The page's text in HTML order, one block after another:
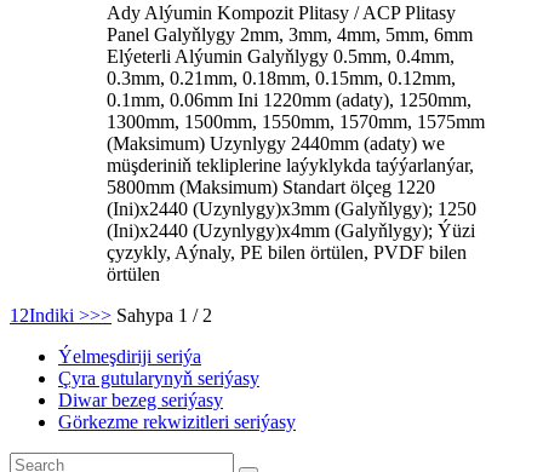
Ady Alýumin Kompozit Plitasy / ACP Plitasy
Panel Galyňlygy 2mm, 3mm, 4mm, 5mm, 6mm
Elýeterli Alýumin Galyňlygy 0.5mm, 0.4mm,
0.3mm, 0.21mm, 0.18mm, 0.15mm, 0.12mm,
0.1mm, 0.06mm Ini 1220mm (adaty), 1250mm,
1300mm, 1500mm, 1550mm, 1570mm, 1575mm
(Maksimum) Uzynlygy 2440mm (adaty) we
müşderiniň tekliplerine laýyklykda taýýarlanýar,
5800mm (Maksimum) Standart ölçeg 1220
(Ini)x2440 (Uzynlygy)x3mm (Galyňlygy); 1250
(Ini)x2440 (Uzynlygy)x4mm (Galyňlygy); Ýüzi
çyzykly, Aýnaly, PE bilen örtülen, PVDF bilen
örtülen
1 2Indiki >>> Sahypa 1 / 2
Ýelmeşdiriji seriýa
Çyra gutularynyň seriýasy
Diwar bezeg seriýasy
Görkezme rekwizitleri seriýasy